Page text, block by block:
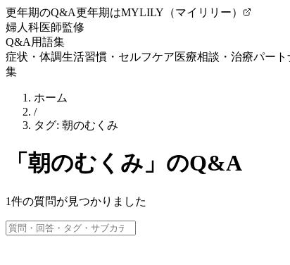
更年期のQ&A更年期はMYLILY（マイリリー）
婦人科医師監修
Q&A 用語集
症状・体調生活習慣・セルフケア医療相談・治療パート
集
ホーム
/
タグ: 朝のむくみ
「 朝のむくみ 」のQ&A
1件の質問が見つかりました